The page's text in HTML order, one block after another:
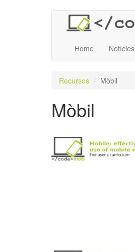
Home
Notícies
Recursos Mòbil
Mòbil